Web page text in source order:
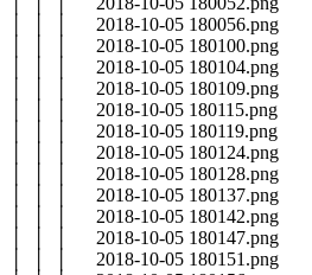
│ │ │ 2018-10-05 180056.png
│ │ │ 2018-10-05 180100.png
│ │ │ 2018-10-05 180104.png
│ │ │ 2018-10-05 180109.png
│ │ │ 2018-10-05 180115.png
│ │ │ 2018-10-05 180119.png
│ │ │ 2018-10-05 180124.png
│ │ │ 2018-10-05 180128.png
│ │ │ 2018-10-05 180137.png
│ │ │ 2018-10-05 180142.png
│ │ │ 2018-10-05 180147.png
│ │ │ 2018-10-05 180151.png